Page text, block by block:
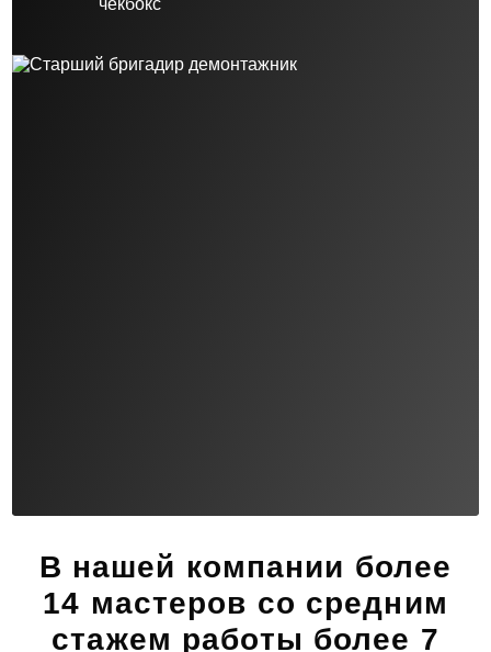
В нашей компании более
14 мастеров со средним
стажем работы более 7